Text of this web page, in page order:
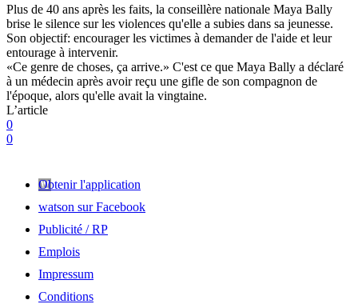
Plus de 40 ans après les faits, la conseillère nationale Maya Bally
brise le silence sur les violences qu'elle a subies dans sa jeunesse.
Son objectif: encourager les victimes à demander de l'aide et leur
entourage à intervenir.
«Ce genre de choses, ça arrive.» C'est ce que Maya Bally a déclaré
à un médecin après avoir reçu une gifle de son compagnon de
l'époque, alors qu'elle avait la vingtaine.
L’article
0
0
Obtenir l'application
watson sur Facebook
Publicité / RP
Emplois
Impressum
Conditions